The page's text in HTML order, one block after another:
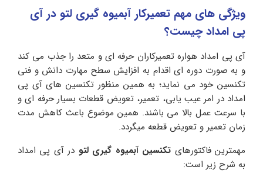
ویژگی های مهم تعمیرکار آبمیوه گیری لتو در آی
پی امداد چیست؟
آی پی امداد هواره تعمیرکاران حرفه ای و متعد را جذب می کند
و به صورت دوره ای اقدام به افزایش سطح مهارت دانش و فنی
تکنسین خود می نماید؛ به همین منظور تکنسین های آی پی
امداد در امر عیب یابی، تعمیر، تعویض قطعات بسیار حرفه ای و
با سرعت عمل بالا می باشند. همین موضوع باعث کاهش مدت
زمان تعمیر و تعویض قطعه میگردد.
مهمترین فاکتورهای تکنسین آبمیوه گیری لتو در آی پی امداد
به شرح زیر است: